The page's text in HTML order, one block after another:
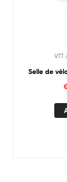
VTT
Selle de